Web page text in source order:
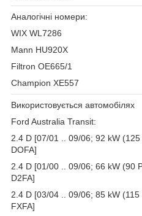
Аналогічні номери:
WIX WL7286
Mann HU920X
Filtron OE665/1
Champion XE557
Використовується автомобілях
Ford Australia Transit:
2.4 D [07/01 .. 09/06; 92 kW
DOFA]
2.4 D [01/00 .. 09/06; 66 kW (90
D2FA]
2.4 D [03/04 .. 09/06; 85 kW
FXFA]